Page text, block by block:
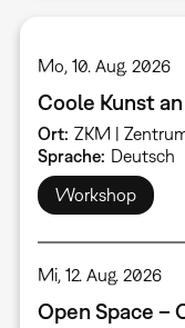
Mo, 10. Aug. 2026
Coole Kunst
Ort ZKM |
Sprache Deutsch
Workshop
Mi, 12. Aug. 2026
Open Space